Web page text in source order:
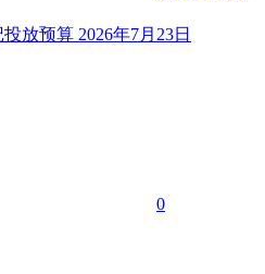
投放预算 2026年7月23日
0